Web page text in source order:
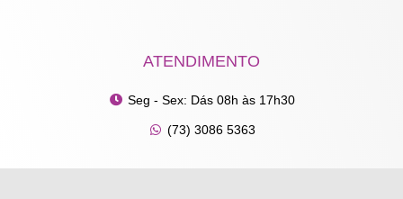
ATENDIMENTO
Seg - Sex: Dás 08h às 17h30
(73) 3086 5363